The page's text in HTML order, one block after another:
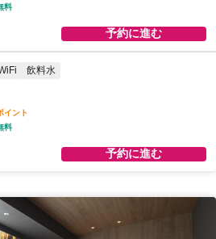
料
予約に進む
飲料水
イント
料
予約に進む